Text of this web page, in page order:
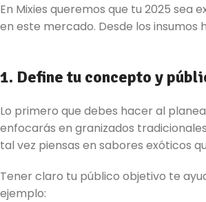
En Mixies queremos que tu 2025
en este mercado. Desde los
1. Define tu concepto y
Lo primero que debes hacer al
enfocarás en granizados
tal vez piensas en sabores exóticos
Tener claro tu público objetivo te
ejemplo: